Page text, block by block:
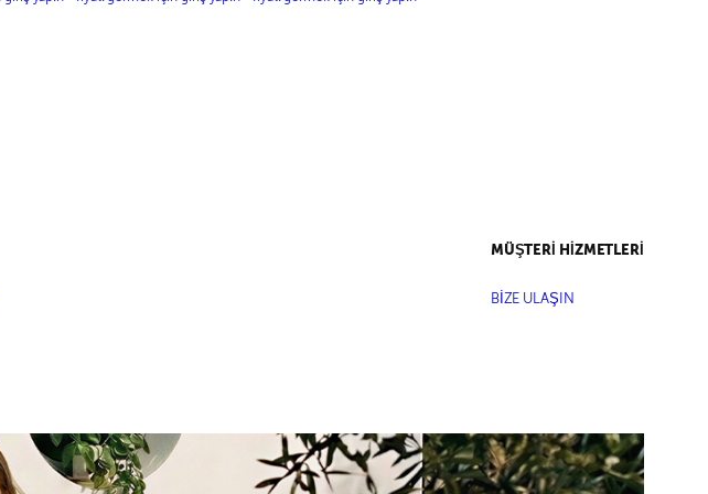
PANTOLON
MÜŞTERİ HİZMETLERİ
BİZE ULAŞIN